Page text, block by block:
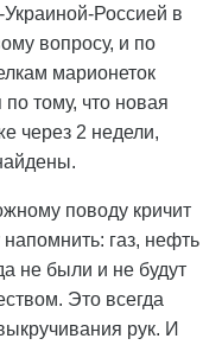
Россией в
вопросу, и по
марионеток
тому, что новая
через 2 недели,
поводу кричит
газ, нефть
не были и не будут
Это всегда
рук. И